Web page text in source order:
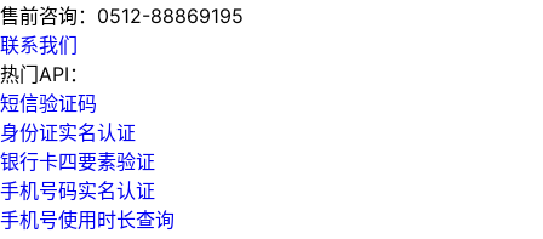
售前咨询： 0512-88869195
联系我们
热门API：
短信验证码
身份证实名认证
银行卡四要素验证
手机号码实名认证
手机号使用时长查询